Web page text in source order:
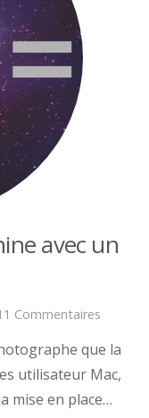
avec un
Commentaires
que la
utilisateur Mac,
mise en place…